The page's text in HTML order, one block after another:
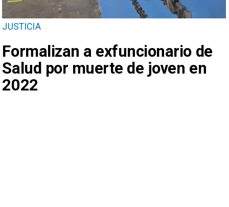
JUSTICIA
Formalizan a exfuncionario de
Salud por muerte de joven en
2022